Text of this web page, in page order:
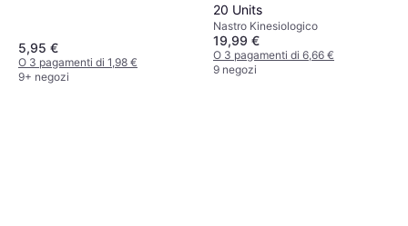
5,95 €
O 3 pagamenti di 1,98 €
9+ negozi
20 Units
Nastro Kinesiologico
19,99 €
O 3 pagamenti di 6,66 €
9 negozi